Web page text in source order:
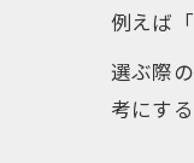
例えば
選ぶ際
考にす